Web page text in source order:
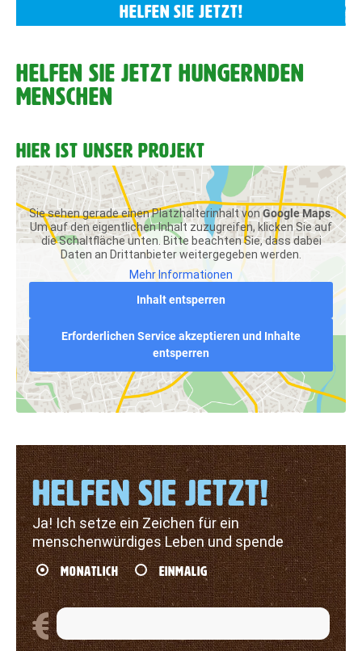
HELFEN SIE JETZT!
HELFEN SIE JETZT HUNGERNDEN
MENSCHEN
HIER IST UNSER PROJEKT
Sie sehen gerade einen Platzhalterinhalt von Google Maps.
Um auf den eigentlichen Inhalt zuzugreifen, klicken Sie auf
die Schaltfläche unten. Bitte beachten Sie, dass dabei
Daten an Drittanbieter weitergegeben werden.
Mehr Informationen
Inhalt entsperren
Erforderlichen Service akzeptieren und Inhalte
entsperren
HELFEN SIE JETZT!
Ja! Ich setze ein Zeichen für ein
menschenwürdiges Leben und spende
MONATLICH EINMALIG